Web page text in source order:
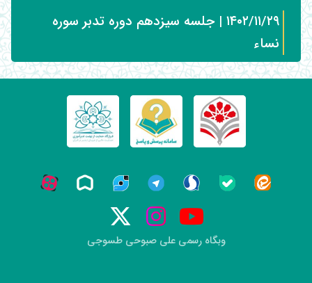
۱۴۰۲/۱۱/۲۹ | جلسه سیزدهم دوره تدبر سوره
نساء
وبگاه رسمی علی صبوحی طسوجی